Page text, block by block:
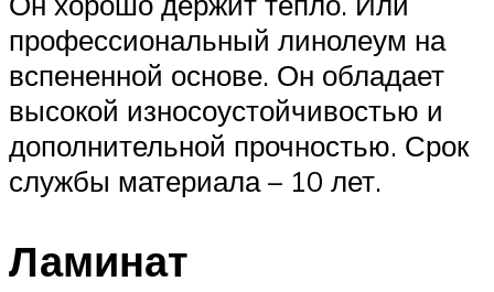
профессиональный линолеум на
вспененной основе. Он обладает
высокой износоустойчивостью и
дополнительной прочностью. Срок
службы материала – 10 лет.
Ламинат